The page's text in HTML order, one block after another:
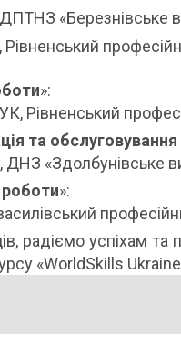
«Березнівське
»:
Рівненський
та
«Здолбунівське
»:
радіємо успіхам
«WorldSkills